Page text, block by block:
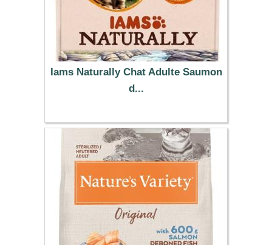
Iams Naturally Chat Adulte Saumon
d...
13.99 €